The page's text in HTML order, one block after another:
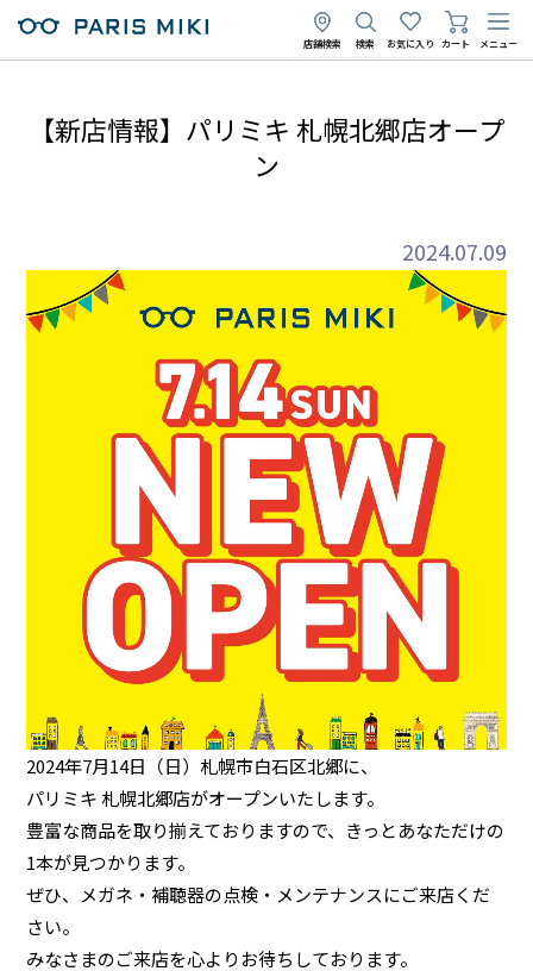
店舗検索 検索 お気に入り カート メニュー
【新店情報】パリミキ 札幌北郷店オープ
ン
2024.07.09
2024年7月14日（日）札幌市白石区北郷に、
パリミキ 札幌北郷店がオープンいたします。
豊富な商品を取り揃えておりますので、きっとあなただけの
1本が見つかります。
ぜひ、メガネ・補聴器の点検・メンテナンスにご来店くだ
さい。
みなさまのご来店を心よりお待ちしております。